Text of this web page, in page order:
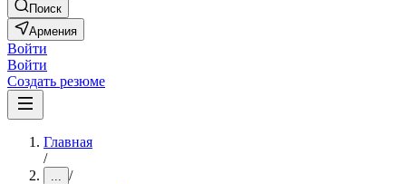
Поиск
Армения
Войти
Войти
Создать резюме
Главная
/
... /